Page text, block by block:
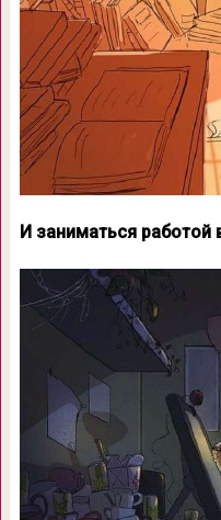
И заниматься работой